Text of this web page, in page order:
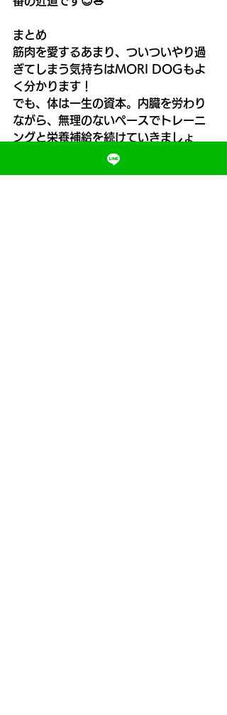
まとめ
筋肉を愛するあまり、ついついやり過
ぎてしまう気持ちはMORI DOGもよ
く分かります！
でも、体は一生の資本。内臓を労わり
ながら、無理のないペースでトレーニ
ングと栄養補給を続けていきましょ